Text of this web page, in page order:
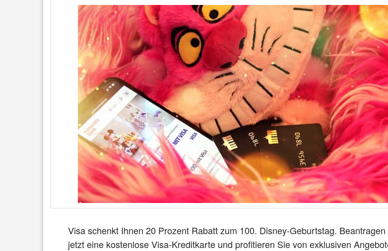
Visa schenkt Ihnen 20 Prozent Rabatt zum 100. Disney-Geburtstag. Beantragen
jetzt eine kostenlose Visa-Kreditkarte und profitieren Sie von exklusiven